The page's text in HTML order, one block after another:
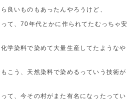
良いものもあったんやろうけど、
て、70年代とかに作られてたむっちゃ安
学染料で染めて大量生産してたようなや
こう、天然染料で染めるっていう技術が
て、今その村がまた有名になったってい